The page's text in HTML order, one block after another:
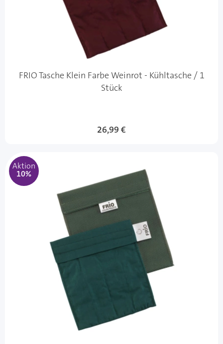
FRIO Tasche Klein Farbe Weinrot - Kühltasche / 1
Stück
Sonderangebot
26,99 €
Aktion
10%